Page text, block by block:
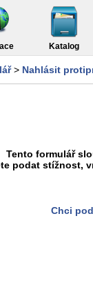
Katalog
> Nahlásit
Tento formulář
podat stížnost,
Chci